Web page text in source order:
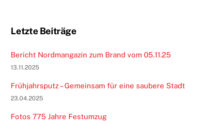
Letzte Beiträge
Bericht Nordmangazin zum Brand vom 05.11.25
13.11.2025
Frühjahrsputz – Gemeinsam für eine saubere Stadt
23.04.2025
Fotos 775 Jahre Festumzug